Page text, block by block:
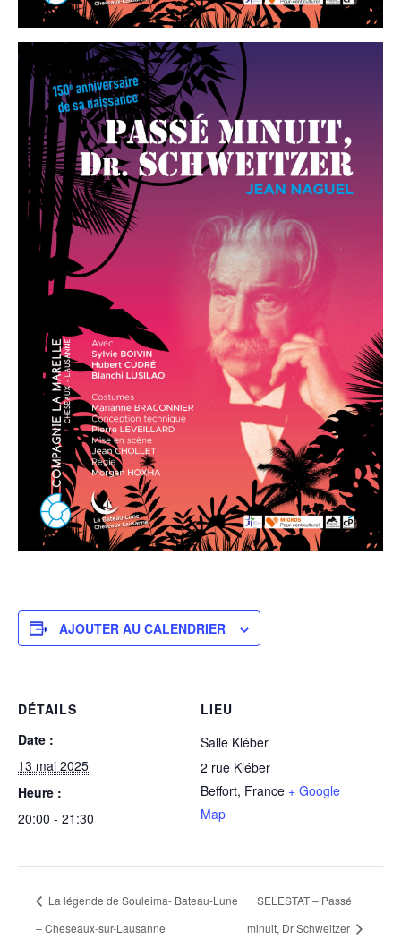
AJOUTER AU CALENDRIER
DÉTAILS
Date :
13 mai 2025
Heure :
20:00 - 21:30
LIEU
Salle Kléber
2 rue Kléber
Beffort, France + Google
Map
La légende de Souleima- Bateau-Lune
– Cheseaux-sur-Lausanne
SELESTAT – Passé
minuit, Dr Schweitzer